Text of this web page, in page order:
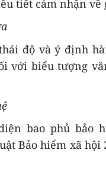
tiết cảm nhận về
độ và ý định
với biểu tượng
bao phủ bảo
Bảo hiểm xã hội